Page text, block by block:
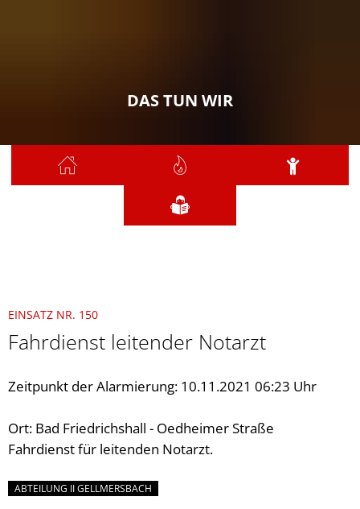
DAS TUN WIR
EINSATZ NR. 150
Fahrdienst leitender Notarzt
Zeitpunkt der Alarmierung: 10.11.2021 06:23 Uhr
Ort: Bad Friedrichshall - Oedheimer Straße
Fahrdienst für leitenden Notarzt.
ABTEILUNG II GELLMERSBACH